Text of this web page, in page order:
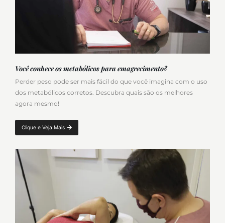
Você conhece os metabólicos para emagrecimento?
Perder peso pode ser mais fácil do que você imagina com o uso
dos metabólicos corretos. Descubra quais são os melhores
agora mesmo!
Clique e Veja Mais